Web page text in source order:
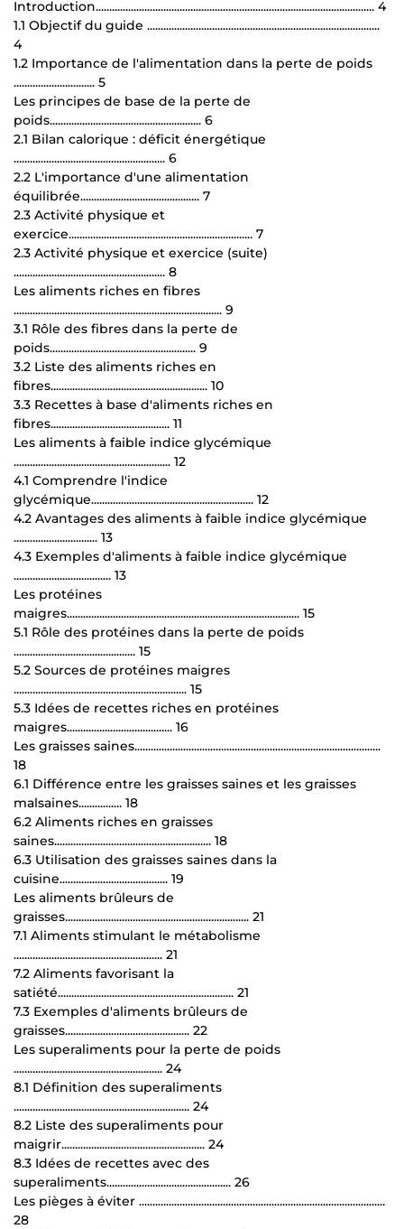
Introduction....................................................................................................... 4
1.1 Objectif du guide ......................................................................................
4
1.2 Importance de l'alimentation dans la perte de poids
.............................. 5
Les principes de base de la perte de
poids........................................................ 6
2.1 Bilan calorique : déficit énergétique
........................................................ 6
2.2 L'importance d'une alimentation
équilibrée............................................ 7
2.3 Activité physique et
exercice.................................................................... 7
2.3 Activité physique et exercice (suite)
........................................................ 8
Les aliments riches en fibres
............................................................................. 9
3.1 Rôle des fibres dans la perte de
poids...................................................... 9
3.2 Liste des aliments riches en
fibres.......................................................... 10
3.3 Recettes à base d'aliments riches en
fibres............................................ 11
Les aliments à faible indice glycémique
.......................................................... 12
4.1 Comprendre l'indice
glycémique............................................................ 12
4.2 Avantages des aliments à faible indice glycémique
............................... 13
4.3 Exemples d'aliments à faible indice glycémique
.................................... 13
Les protéines
maigres...................................................................................... 15
5.1 Rôle des protéines dans la perte de poids
............................................. 15
5.2 Sources de protéines maigres
................................................................ 15
5.3 Idées de recettes riches en protéines
maigres....................................... 16
Les graisses saines...........................................................................................
18
6.1 Différence entre les graisses saines et les graisses
malsaines................ 18
6.2 Aliments riches en graisses
saines.......................................................... 18
6.3 Utilisation des graisses saines dans la
cuisine........................................ 19
Les aliments brûleurs de
graisses.................................................................... 21
7.1 Aliments stimulant le métabolisme
....................................................... 21
7.2 Aliments favorisant la
satiété................................................................. 21
7.3 Exemples d'aliments brûleurs de
graisses.............................................. 22
Les superaliments pour la perte de poids
....................................................... 24
8.1 Définition des superaliments
................................................................. 24
8.2 Liste des superaliments pour
maigrir..................................................... 24
8.3 Idées de recettes avec des
superaliments.............................................. 26
Les pièges à éviter ...........................................................................................
28